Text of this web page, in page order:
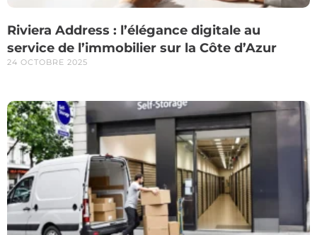
Riviera Address : l’élégance digitale au
service de l’immobilier sur la Côte d’Azur
24 OCTOBRE 2025